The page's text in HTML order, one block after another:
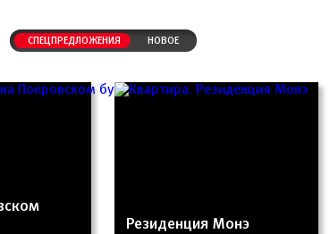
СПЕЦПРЕДЛОЖЕНИЯ НОВОЕ
Резиденция Монэ